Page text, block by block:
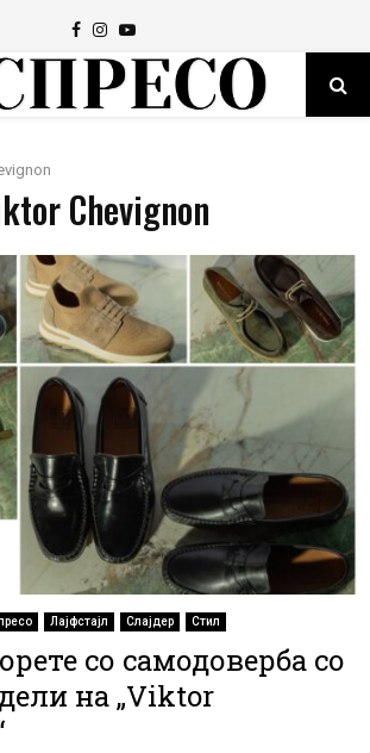
Facebook
Instagram
Youtube
Chevignon
Лајфстајл Слајдер Стил
со самодоверба со
на „Viktor